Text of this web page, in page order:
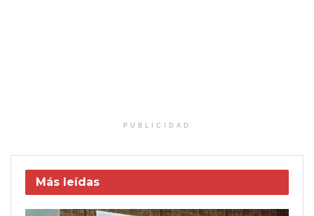
PUBLICIDAD
Más leídas